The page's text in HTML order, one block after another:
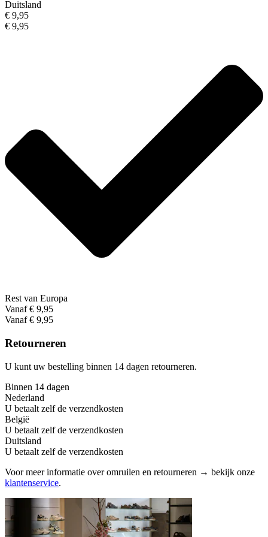
Duitsland
€ 9,95
€ 9,95
Rest van Europa
Vanaf € 9,95
Vanaf € 9,95
Retourneren
U kunt uw bestelling binnen 14 dagen retourneren.
Binnen 14 dagen
Nederland
U betaalt zelf de verzendkosten
België
U betaalt zelf de verzendkosten
Duitsland
U betaalt zelf de verzendkosten
Voor meer informatie over omruilen en retourneren → bekijk onze
klantenservice.